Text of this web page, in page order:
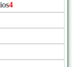
4